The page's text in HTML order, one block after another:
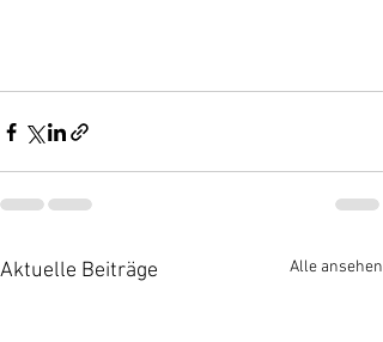
Aktuelle Beiträge Alle ansehen